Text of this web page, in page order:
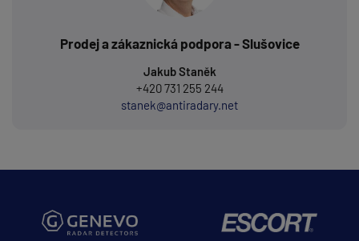
Prodej a zákaznická podpora - Slušovice
Jakub Staněk
+420 731 255 244
stanek@antiradary.net